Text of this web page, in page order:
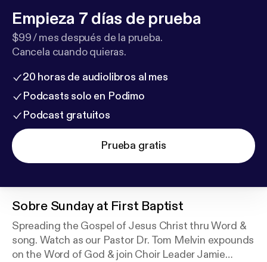
Empieza 7 días de prueba
$99 / mes después de la prueba.
Cancela cuando quieras.
20 horas de audiolibros al mes
Podcasts solo en Podimo
Podcast gratuitos
Prueba gratis
Sobre Sunday at First Baptist
Spreading the Gospel of Jesus Christ thru Word &
song. Watch as our Pastor Dr. Tom Melvin expounds
on the Word of God & join Choir Leader Jamie